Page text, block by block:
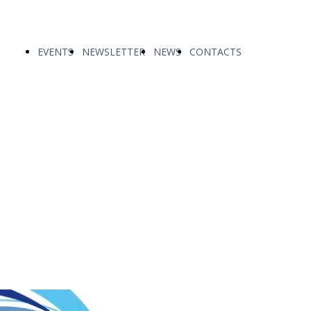
EVENTS NEWSLETTER NEWS CONTACTS